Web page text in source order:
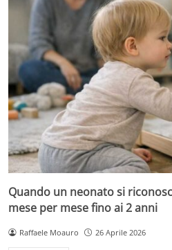
Quando un neonato si
mese per mese fino ai 2 anni
Raffaele Moauro 26 Aprile 2026